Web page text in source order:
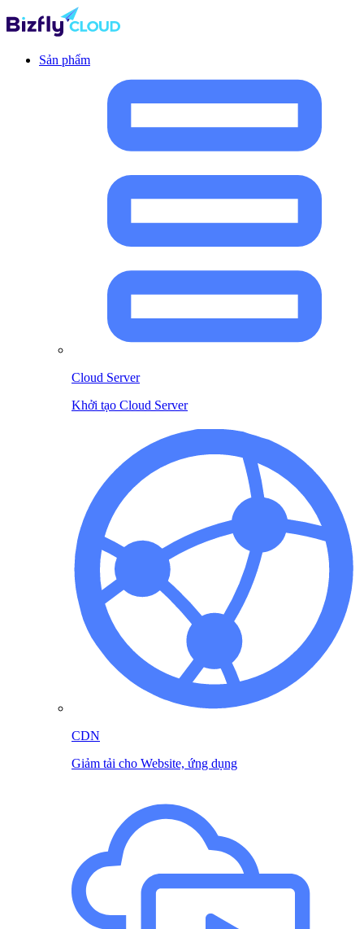
Sản phẩm
Cloud Server
Khởi tạo Cloud Server
CDN
Giảm tải cho Website, ứng dụng